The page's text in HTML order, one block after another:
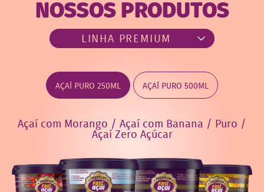
NOSSOS PRODUTOS
AÇAÍ PURO 250ML AÇAÍ PURO 500ML
Açaí com Morango / Açaí com Banana / Puro /
Açaí Zero Açúcar